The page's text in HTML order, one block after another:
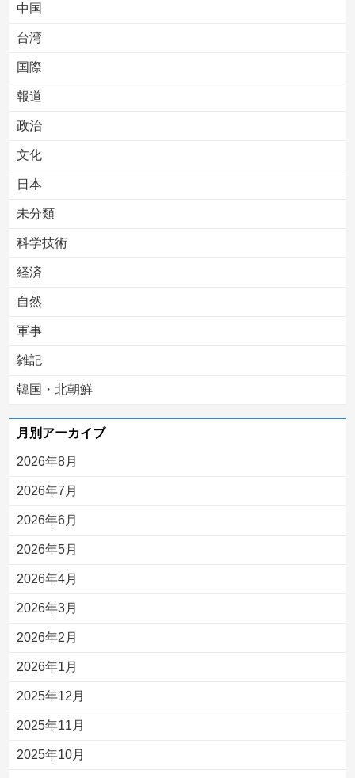
中国
台湾
国際
報道
政治
文化
日本
未分類
科学技術
経済
自然
軍事
雑記
韓国・北朝鮮
月別アーカイブ
2026年8月
2026年7月
2026年6月
2026年5月
2026年4月
2026年3月
2026年2月
2026年1月
2025年12月
2025年11月
2025年10月